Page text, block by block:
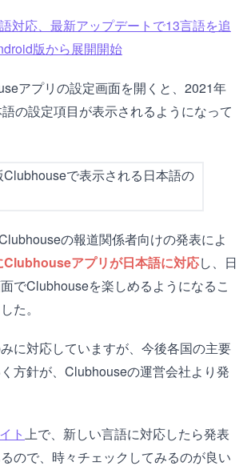
対応、最新アップデートで13言語を追
版から展開開始
アプリの設定画面を開くと、2021年
の設定項目が表示されるようになって
の報道関係者向けの発表によ
Clubhouseアプリが日本語に対応し、日
でClubhouseを楽しめるようになるこ
た。
に対応していますが、今後各国の主要
方針が、Clubhouseの運営会社より発
ト上で、新しい言語に対応したら発表
ので、時々チェックしてみるのが良い